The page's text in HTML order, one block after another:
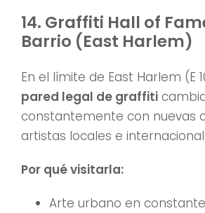
14. Graffiti Hall of
Barrio (East Harlem)
En el límite de East Harlem (E
pared legal de graffiti
constantemente con nuevas
artistas locales e
Por qué visitarla:
Arte urbano en